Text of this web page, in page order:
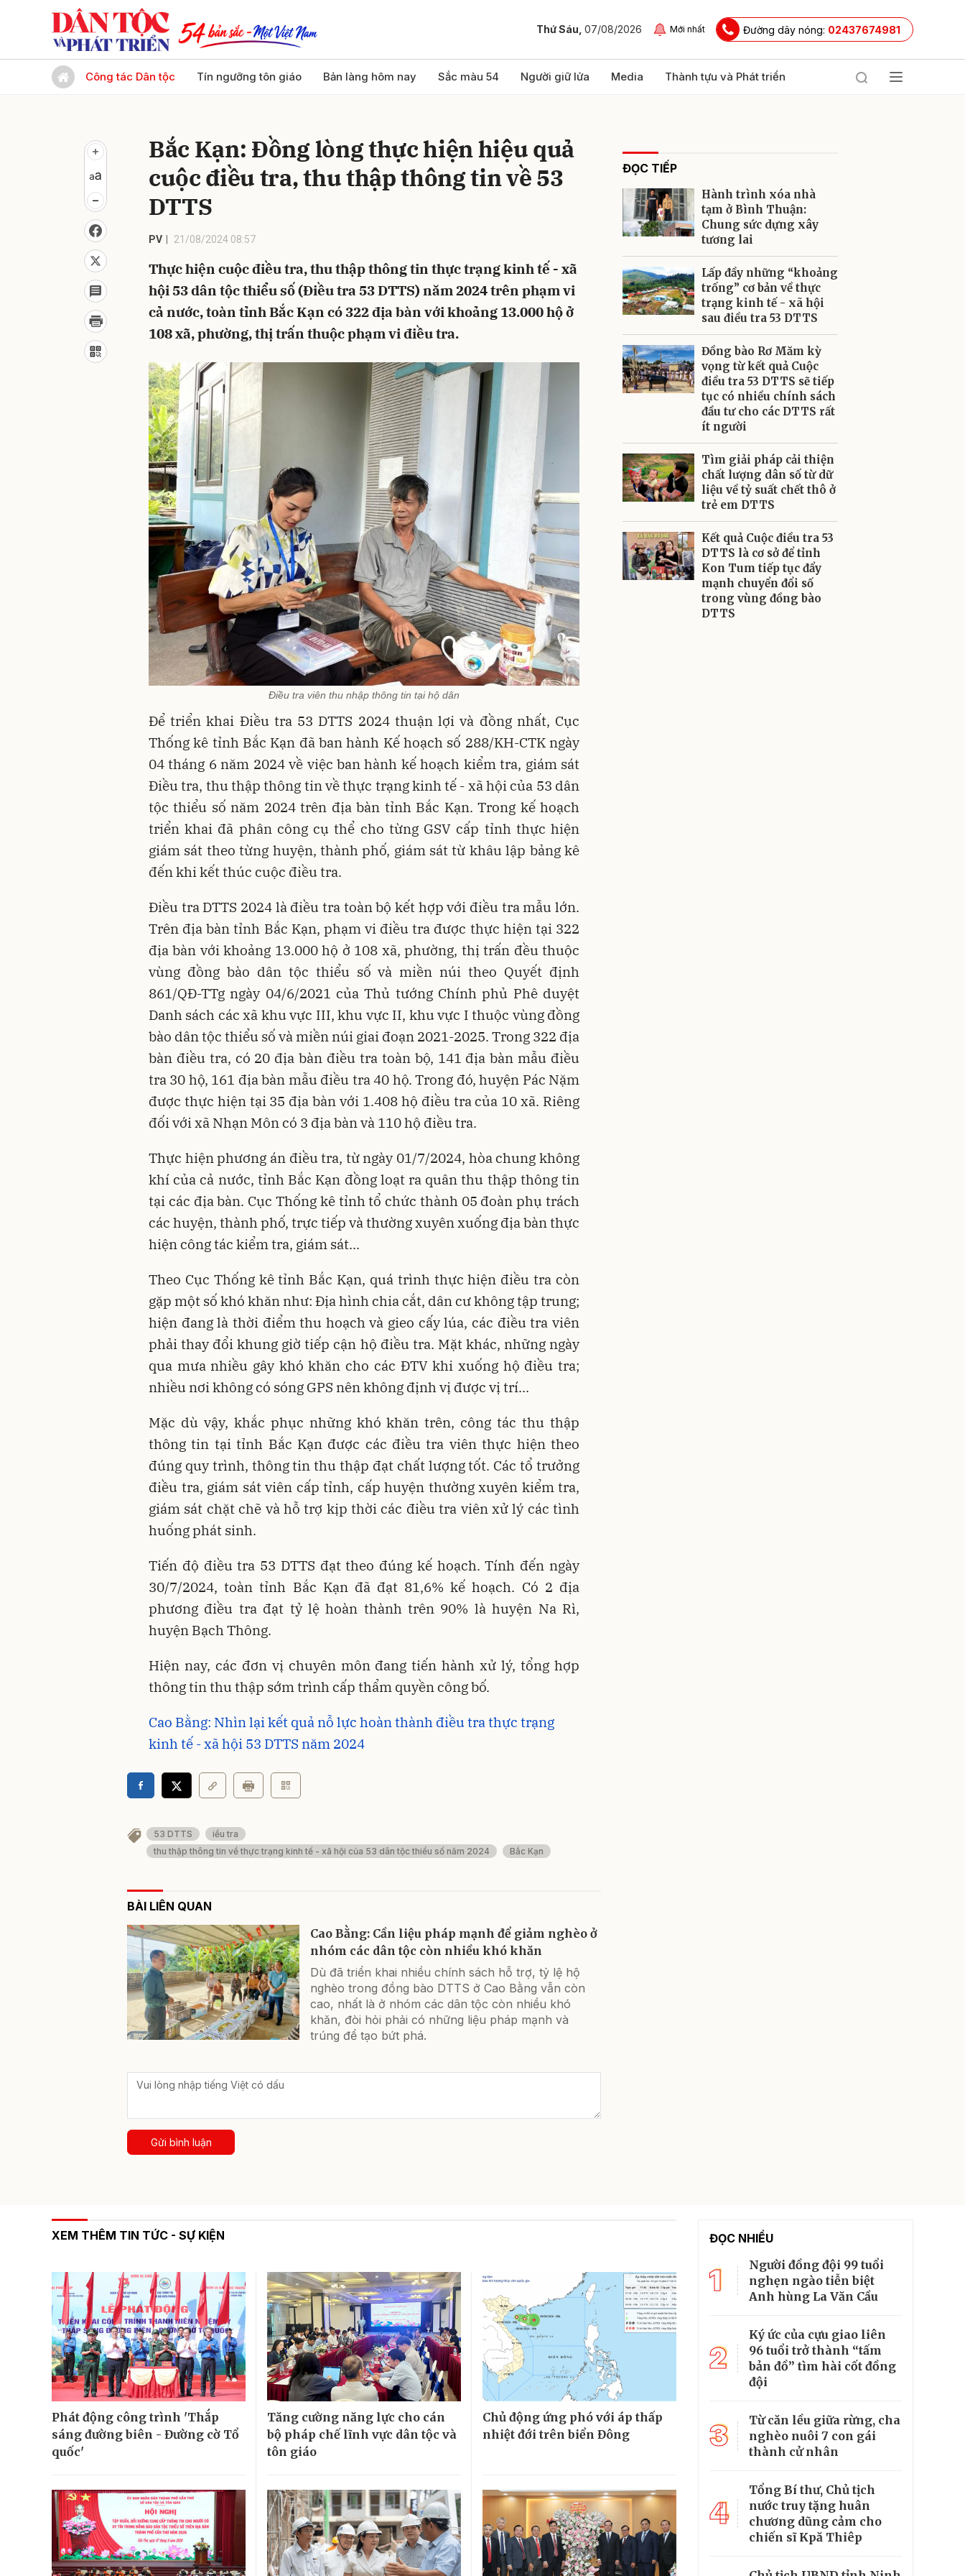
Thứ Sáu, 07/08/2026 Mới nhất Đường dây nóng: 02437674981
Công tác Dân tộc Tín ngưỡng tôn giáo Bản làng hôm nay Sắc màu 54 Người giữ lửa Media Thành tựu và Phát triển
Bắc Kạn: Đồng lòng thực hiện hiệu quả
cuộc điều tra, thu thập thông tin về 53
DTTS
PV 21/08/2024 08:57
Thực hiện cuộc điều tra, thu thập thông tin thực trạng kinh tế - xã
hội 53 dân tộc thiểu số (Điều tra 53 DTTS) năm 2024 trên phạm vi
cả nước, toàn tỉnh Bắc Kạn có 322 địa bàn với khoảng 13.000 hộ ở
108 xã, phường, thị trấn thuộc phạm vi điều tra.
Điều tra viên thu nhập thông tin tại hộ dân
Để triển khai Điều tra 53 DTTS 2024 thuận lợi và đồng nhất, Cục
Thống kê tỉnh Bắc Kạn đã ban hành Kế hoạch số 288/KH-CTK ngày
04 tháng 6 năm 2024 về việc ban hành kế hoạch kiểm tra, giám sát
Điều tra, thu thập thông tin về thực trạng kinh tế - xã hội của 53 dân
tộc thiểu số năm 2024 trên địa bàn tỉnh Bắc Kạn. Trong kế hoạch
triển khai đã phân công cụ thể cho từng GSV cấp tỉnh thực hiện
giám sát theo từng huyện, thành phố, giám sát từ khâu lập bảng kê
đến khi kết thúc cuộc điều tra.
Điều tra DTTS 2024 là điều tra toàn bộ kết hợp với điều tra mẫu lớn.
Trên địa bàn tỉnh Bắc Kạn, phạm vi điều tra được thực hiện tại 322
địa bàn với khoảng 13.000 hộ ở 108 xã, phường, thị trấn đều thuộc
vùng đồng bào dân tộc thiểu số và miền núi theo Quyết định
861/QĐ-TTg ngày 04/6/2021 của Thủ tướng Chính phủ Phê duyệt
Danh sách các xã khu vực III, khu vực II, khu vực I thuộc vùng đồng
bào dân tộc thiểu số và miền núi giai đoạn 2021-2025. Trong 322 địa
bàn điều tra, có 20 địa bàn điều tra toàn bộ, 141 địa bàn mẫu điều
tra 30 hộ, 161 địa bàn mẫu điều tra 40 hộ. Trong đó, huyện Pác Nặm
được thực hiện tại 35 địa bàn với 1.408 hộ điều tra của 10 xã. Riêng
đối với xã Nhạn Môn có 3 địa bàn và 110 hộ điều tra.
Thực hiện phương án điều tra, từ ngày 01/7/2024, hòa chung không
khí của cả nước, tỉnh Bắc Kạn đồng loạt ra quân thu thập thông tin
tại các địa bàn. Cục Thống kê tỉnh tổ chức thành 05 đoàn phụ trách
các huyện, thành phố, trực tiếp và thường xuyên xuống địa bàn thực
hiện công tác kiểm tra, giám sát...
Theo Cục Thống kê tỉnh Bắc Kạn, quá trình thực hiện điều tra còn
gặp một số khó khăn như: Địa hình chia cắt, dân cư không tập trung;
hiện đang là thời điểm thu hoạch và gieo cấy lúa, các điều tra viên
phải thay đổi khung giờ tiếp cận hộ điều tra. Mặt khác, những ngày
qua mưa nhiều gây khó khăn cho các ĐTV khi xuống hộ điều tra;
nhiều nơi không có sóng GPS nên không định vị được vị trí...
Mặc dù vậy, khắc phục những khó khăn trên, công tác thu thập
thông tin tại tỉnh Bắc Kạn được các điều tra viên thực hiện theo
đúng quy trình, thông tin thu thập đạt chất lượng tốt. Các tổ trưởng
điều tra, giám sát viên cấp tỉnh, cấp huyện thường xuyên kiểm tra,
giám sát chặt chẽ và hỗ trợ kịp thời các điều tra viên xử lý các tình
huống phát sinh.
Tiến độ điều tra 53 DTTS đạt theo đúng kế hoạch. Tính đến ngày
30/7/2024, toàn tỉnh Bắc Kạn đã đạt 81,6% kế hoạch. Có 2 địa
phương điều tra đạt tỷ lệ hoàn thành trên 90% là huyện Na Rì,
huyện Bạch Thông.
Hiện nay, các đơn vị chuyên môn đang tiến hành xử lý, tổng hợp
thông tin thu thập sớm trình cấp thẩm quyền công bố.
Cao Bằng: Nhìn lại kết quả nỗ lực hoàn thành điều tra thực trạng
kinh tế - xã hội 53 DTTS năm 2024
53 DTTS
iều tra
thu thập thông tin về thực trạng kinh tế - xã hội của 53 dân tộc thiểu số năm 2024
Bắc Kạn
BÀI LIÊN QUAN
Cao Bằng: Cần liệu pháp mạnh để giảm nghèo ở
nhóm các dân tộc còn nhiều khó khăn
Dù đã triển khai nhiều chính sách hỗ trợ, tỷ lệ hộ
nghèo trong đồng bào DTTS ở Cao Bằng vẫn còn
cao, nhất là ở nhóm các dân tộc còn nhiều khó
khăn, đòi hỏi phải có những liệu pháp mạnh và
trúng để tạo bứt phá.
Gửi bình luận
ĐỌC TIẾP
Hành trình xóa nhà
tạm ở Bình Thuận:
Chung sức dựng xây
tương lai
Lấp đầy những “khoảng
trống” cơ bản về thực
trạng kinh tế - xã hội
sau điều tra 53 DTTS
Đồng bào Rơ Măm kỳ
vọng từ kết quả Cuộc
điều tra 53 DTTS sẽ tiếp
tục có nhiều chính sách
đầu tư cho các DTTS rất
ít người
Tìm giải pháp cải thiện
chất lượng dân số từ dữ
liệu về tỷ suất chết thô ở
trẻ em DTTS
Kết quả Cuộc điều tra 53
DTTS là cơ sở để tỉnh
Kon Tum tiếp tục đẩy
mạnh chuyển đổi số
trong vùng đồng bào
DTTS
XEM THÊM TIN TỨC - SỰ KIỆN
Phát động công trình 'Thắp
sáng đường biên - Đường cờ Tổ
quốc'
Tăng cường năng lực cho cán
bộ pháp chế lĩnh vực dân tộc và
tôn giáo
Chủ động ứng phó với áp thấp
nhiệt đới trên biển Đông
ĐỌC NHIỀU
1
Người đồng đội 99 tuổi
nghẹn ngào tiễn biệt
Anh hùng La Văn Cầu
2
Ký ức của cựu giao liên
96 tuổi trở thành “tấm
bản đồ” tìm hài cốt đồng
đội
3
Từ căn lều giữa rừng, cha
nghèo nuôi 7 con gái
thành cử nhân
4
Tổng Bí thư, Chủ tịch
nước truy tặng huân
chương dũng cảm cho
chiến sĩ Kpă Thiêp
Gửi bình luận
Gửi